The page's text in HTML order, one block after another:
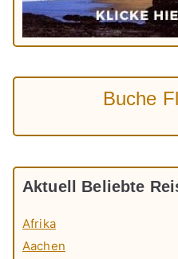
Buche
Aktuell Beliebte
Afrika
Aachen